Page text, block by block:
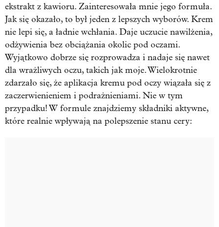
ekstrakt z kawioru. Zainteresowała mnie jego formuła.
Jak się okazało, to był jeden z lepszych wyborów. Krem
nie lepi się, a ładnie wchłania. Daje uczucie nawilżenia,
odżywienia bez obciążania okolic pod oczami.
Wyjątkowo dobrze się rozprowadza i nadaje się nawet
dla wrażliwych oczu, takich jak moje. Wielokrotnie
zdarzało się, że aplikacja kremu pod oczy wiązała się z
zaczerwienieniem i podrażnieniami. Nie w tym
przypadku! W formule znajdziemy składniki aktywne,
które realnie wpływają na polepszenie stanu cery: